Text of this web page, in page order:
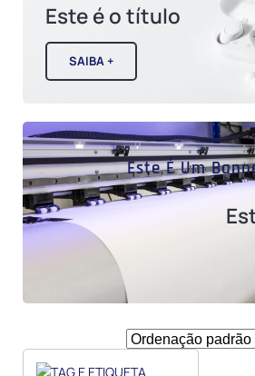
Este é o título
SAIBA +
Este É Um